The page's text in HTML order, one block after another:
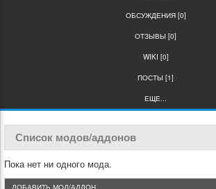
ОБСУЖДЕНИЯ [0]
ОТЗЫВЫ [0]
WIKI [0]
ПОСТЫ [1]
ЕЩЕ...
Список модов/аддонов
Пока нет ни одного мода.
ДОБАВИТЬ МОД/АДДОН